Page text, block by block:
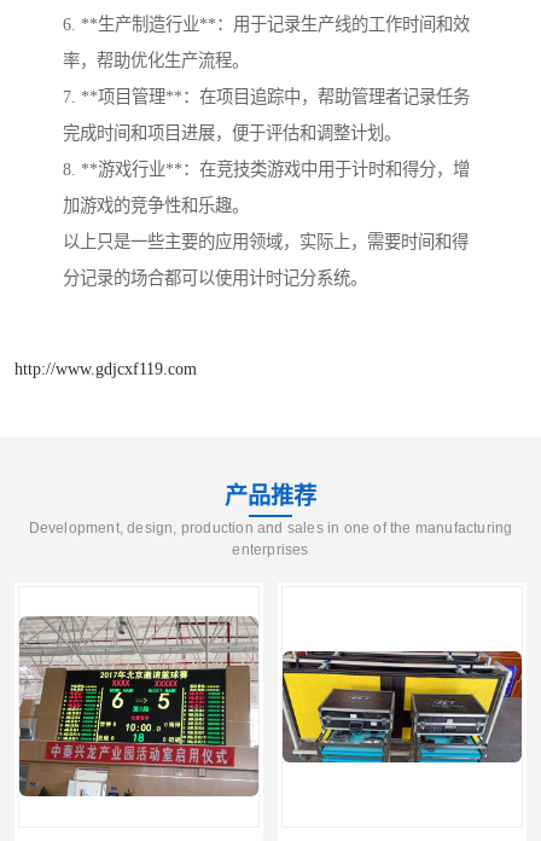
6. **生产制造行业**：用于记录生产线的工作时间和效
率，帮助优化生产流程。
7. **项目管理**：在项目追踪中，帮助管理者记录任务
完成时间和项目进展，便于评估和调整计划。
8. **游戏行业**：在竞技类游戏中用于计时和得分，增
加游戏的竞争性和乐趣。
以上只是一些主要的应用领域，实际上，需要时间和得
分记录的场合都可以使用计时记分系统。
http://www.gdjcxf119.com
产品推荐
Development, design, production and sales in one of the manufacturing
enterprises